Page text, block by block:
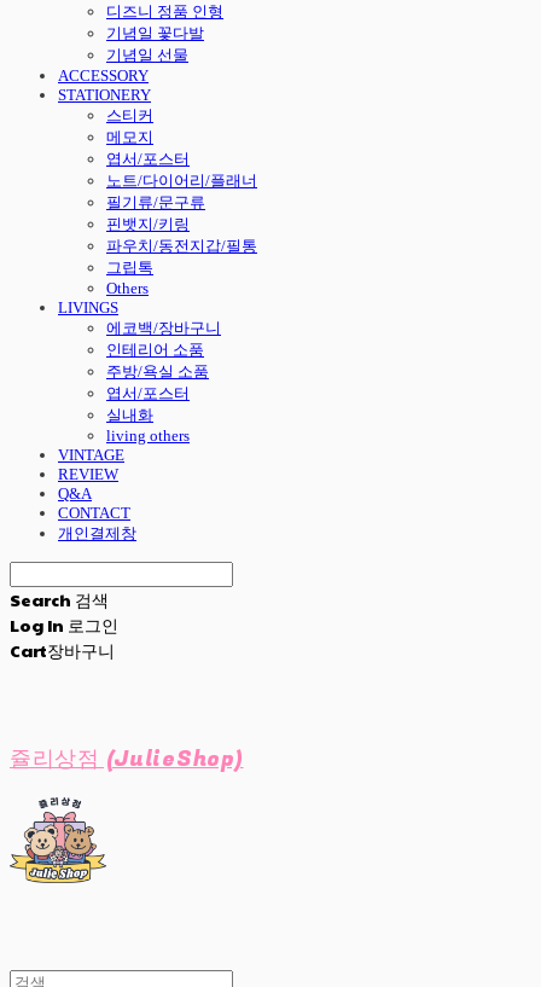
디즈니 정품 인형
기념일 꽃다발
기념일 선물
ACCESSORY
STATIONERY
스티커
메모지
엽서/포스터
노트/다이어리/플래너
필기류/문구류
핀뱃지/키링
파우치/동전지갑/필통
그립톡
Others
LIVINGS
에코백/장바구니
인테리어 소품
주방/욕실 소품
엽서/포스터
실내화
living others
VINTAGE
REVIEW
Q&A
CONTACT
개인결제창
Search 검색
Log In 로그인
Cart장바구니
쥴리상점 (JulieShop)